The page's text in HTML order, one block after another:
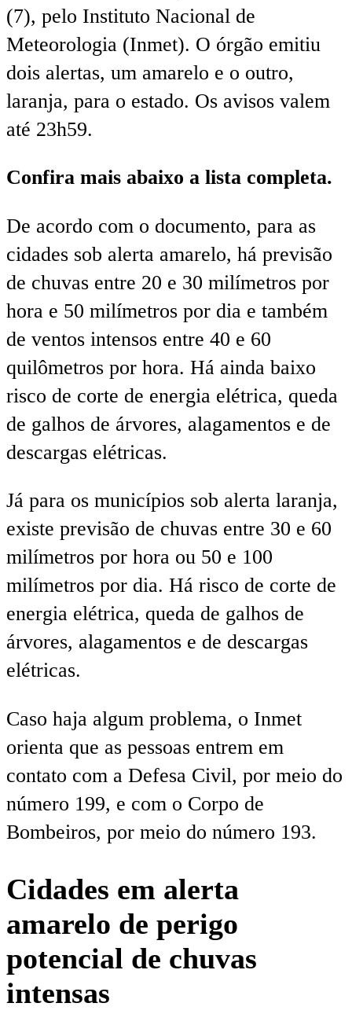
(7), pelo Instituto Nacional de
Meteorologia (Inmet). O órgão emitiu
dois alertas, um amarelo e o outro,
laranja, para o estado. Os avisos valem
até 23h59.
Confira mais abaixo a lista completa.
De acordo com o documento, para as
cidades sob alerta amarelo, há previsão
de chuvas entre 20 e 30 milímetros por
hora e 50 milímetros por dia e também
de ventos intensos entre 40 e 60
quilômetros por hora. Há ainda baixo
risco de corte de energia elétrica, queda
de galhos de árvores, alagamentos e de
descargas elétricas.
Já para os municípios sob alerta laranja,
existe previsão de chuvas entre 30 e 60
milímetros por hora ou 50 e 100
milímetros por dia. Há risco de corte de
energia elétrica, queda de galhos de
árvores, alagamentos e de descargas
elétricas.
Caso haja algum problema, o Inmet
orienta que as pessoas entrem em
contato com a Defesa Civil, por meio do
número 199, e com o Corpo de
Bombeiros, por meio do número 193.
Cidades em alerta
amarelo de perigo
potencial de chuvas
intensas